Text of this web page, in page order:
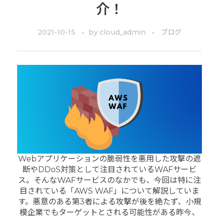
介！
2021-10-15 by cloud_admin ブログ
Webアプリケーションの脆弱性を悪用した攻撃の遮
断やDDoS対策として注目されているWAFサービ
ス。そんなWAFサービスのなかでも、今回は特に注
目されている「AWS WAF」について解説していま
す。 悪意のある第3者による攻撃が後を絶たず、小規
模企業でもターゲットとされる可能性がある昨今、